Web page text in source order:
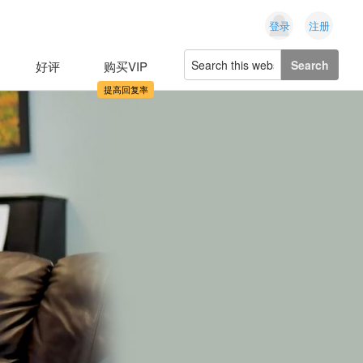
登录 注册
好评 购买VIP
Search
this
website